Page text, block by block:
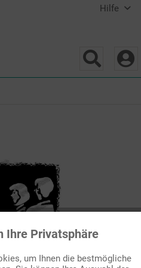
Hilfe
Aktiv
Ihre Privatsphäre
um Ihnen die bestmögliche